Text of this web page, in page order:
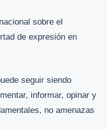
sobre el
de expresión en
seguir siendo
informar, opinar y
no amenazas